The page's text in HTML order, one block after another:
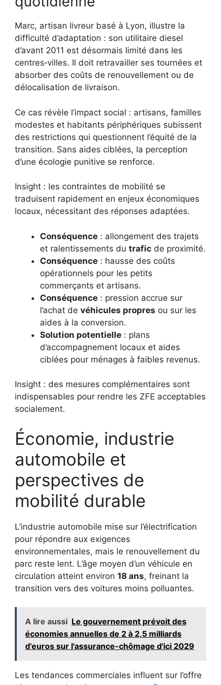
Marc, artisan livreur basé à Lyon, illustre la
difficulté d’adaptation : son utilitaire diesel
d’avant 2011 est désormais limité dans les
centres‑villes. Il doit retravailler ses tournées et
absorber des coûts de renouvellement ou de
délocalisation de livraison.
Ce cas révèle l’impact social : artisans, familles
modestes et habitants périphériques subissent
des restrictions qui questionnent l’équité de la
transition. Sans aides ciblées, la perception
d’une écologie punitive se renforce.
Insight : les contraintes de mobilité se
traduisent rapidement en enjeux économiques
locaux, nécessitant des réponses adaptées.
Conséquence : allongement des trajets
et ralentissements du trafic de proximité.
Conséquence : hausse des coûts
opérationnels pour les petits
commerçants et artisans.
Conséquence : pression accrue sur
l’achat de véhicules propres ou sur les
aides à la conversion.
Solution potentielle : plans
d’accompagnement locaux et aides
ciblées pour ménages à faibles revenus.
Insight : des mesures complémentaires sont
indispensables pour rendre les ZFE acceptables
socialement.
Économie, industrie
automobile et
perspectives de
mobilité durable
L’industrie automobile mise sur l’électrification
pour répondre aux exigences
environnementales, mais le renouvellement du
parc reste lent. L’âge moyen d’un véhicule en
circulation atteint environ 18 ans, freinant la
transition vers des voitures moins polluantes.
A lire aussi Le gouvernement prévoit des
économies annuelles de 2 à 2,5 milliards
d'euros sur l'assurance-chômage d'ici 2029
Les tendances commerciales influent sur l’offre